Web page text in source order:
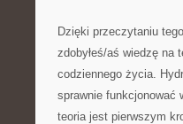
Dzięki ⁢przeczytaniu
zdobyłeś/aś wiedzę na
codziennego życia.‍
sprawnie‌ funkcjonować
teoria jest pierwszym